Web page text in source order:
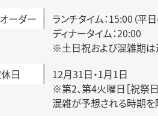
ーダー
ランチタイム：15:00（平日
ディナータイム：20:00
※土日祝および混雑期は
日
12月31日・1月1日
※第2、第4火曜日［祝祭
混雑が予想される時期を